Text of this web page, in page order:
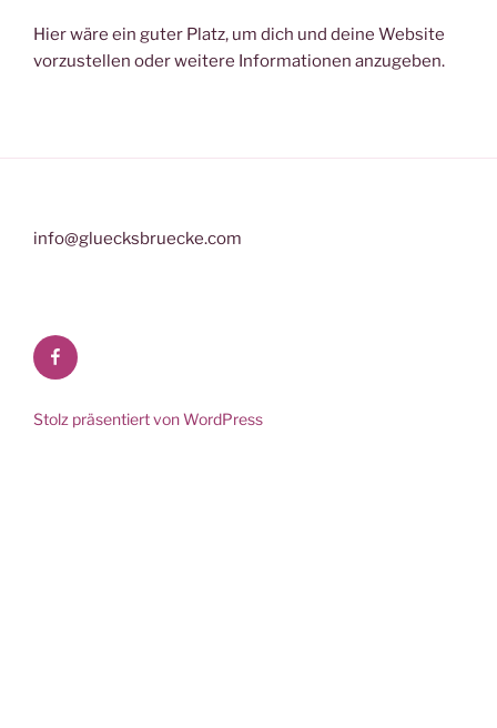
Hier wäre ein guter Platz, um dich und deine Website
vorzustellen oder weitere Informationen anzugeben.
info@gluecksbruecke.com
Facebook
Stolz präsentiert von WordPress